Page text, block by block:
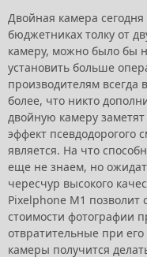
Двойная камера
бюджетниках толку от
камеру, можно было бы
установить больше
производителям всегда
более, что никто
двойную камеру заметят
эффект псевдодорогого
является. На что
еще не знаем, но
чересчур высокого
Pixelphone M1 позволит
стоимости фотографии
отвратительные при его
камеры получится